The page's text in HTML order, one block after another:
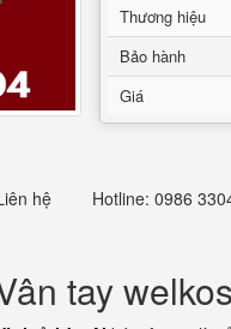
Thương hiệu
Bảo hành
Giá
hệ Hotline: 0986
tay